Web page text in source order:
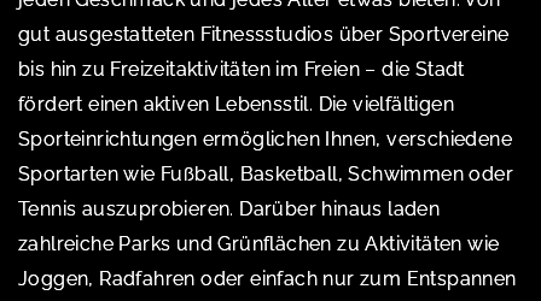
gut ausgestatteten Fitnessstudios über Sportvereine
bis hin zu Freizeitaktivitäten im Freien – die Stadt
fördert einen aktiven Lebensstil. Die vielfältigen
Sporteinrichtungen ermöglichen Ihnen, verschiedene
Sportarten wie Fußball, Basketball, Schwimmen oder
Tennis auszuprobieren. Darüber hinaus laden
zahlreiche Parks und Grünflächen zu Aktivitäten wie
Joggen, Radfahren oder einfach nur zum Entspannen